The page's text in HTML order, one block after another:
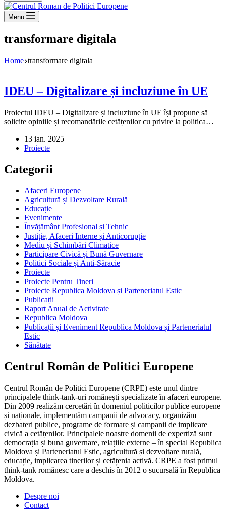
Menu
transformare digitala
Home transformare digitala
IDEU – Digitalizare și incluziune în UE
Proiectul IDEU – Digitalizare și incluziune în UE își propune să
solicite opiniile și recomandările cetățenilor cu privire la politica…
13 ian. 2025
Proiecte
Categorii
Afaceri Europene
Agricultură și Dezvoltare Rurală
Educație
Evenimente
Învățământ Profesional și Tehnic
Justiție, Afaceri Interne și Anticorupție
Mediu și Schimbări Climatice
Participare Civică și Bună Guvernare
Politici Sociale și Anti-Săracie
Proiecte
Proiecte Pentru Tineri
Proiecte Republica Moldova și Parteneriatul Estic
Publicații
Raport Anual de Activitate
Republica Moldova
Publicații și Eveniment Republica Moldova și Parteneriatul
Estic
Sănătate
Centrul Român de Politici Europene
Centrul Român de Politici Europene (CRPE) este unul dintre
principalele think-tank-uri românești specializate în afaceri europene.
Din 2009 realizăm cercetări în domeniul politicilor publice europene
și naționale, implementăm campanii de advocacy, organizăm
dezbateri publice, programe de formare și campanii de implicare
civică a cetățenilor. Principalele noastre domenii de expertiză sunt
democrația și buna guvernare, relațiile externe – în special Republica
Moldova și Parteneriatul Estic, agricultură și dezvoltare rurală,
educație, implicarea tinerilor și cetățenia activă. CRPE a fost primul
think-tank românesc care a deschis în 2012 o sucursală în Republica
Moldova.
Despre noi
Contact